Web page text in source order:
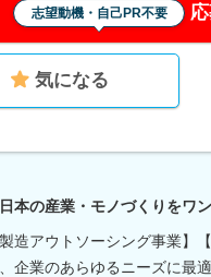
志望動機・自己PR不要
気になる
本の産業・モノづくりをワ
製造アウトソーシング事業】
企業のあらゆるニーズに最